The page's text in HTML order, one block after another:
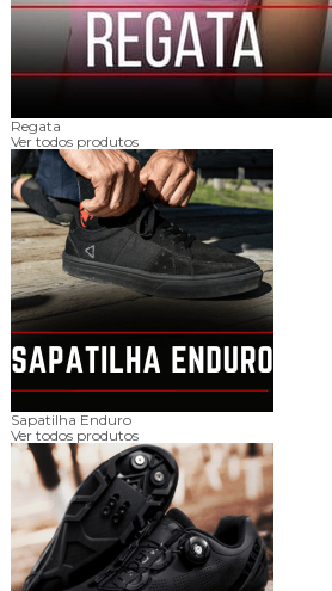
Regata
Ver todos produtos
Sapatilha Enduro
Ver todos produtos